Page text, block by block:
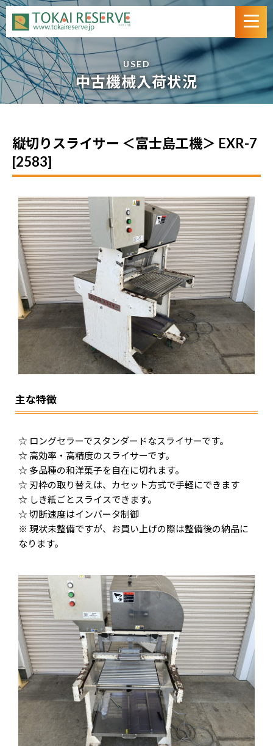
USED
中古機械入荷状況
縦切りスライサー ＜富士島工機＞ EXR-7
[2583]
主な特徴
☆ ロングセラーでスタンダードなスライサーです。
☆ 高効率・高精度のスライサーです。
☆ 多品種の和洋菓子を自在に切れます。
☆ 刃枠の取り替えは、カセット方式で手軽にできます
☆ しき紙ごとスライスできます。
☆ 切断速度はインバータ制御
※ 現状未整備ですが、お買い上げの際は整備後の納品に
なります。